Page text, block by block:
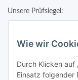
Unsere Prüfsiegel:
Wie wir
Durch Klicken auf
Einsatz folgender